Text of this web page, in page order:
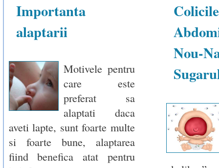
Importanta
alaptarii
Motivele pentru
care este
preferat sa
alaptati daca
aveti lapte, sunt foarte multe
si foarte bune, alaptarea
fiind benefica atat pentru
Colicile
Nou-